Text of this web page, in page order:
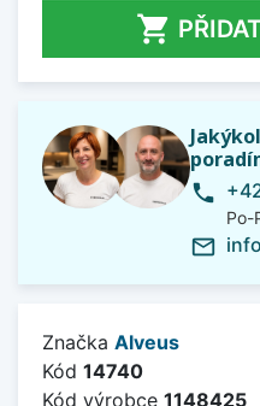

phone
Po-
mail_outline
Značka Alveus
Kód 14740
Kód výrobce 1148425